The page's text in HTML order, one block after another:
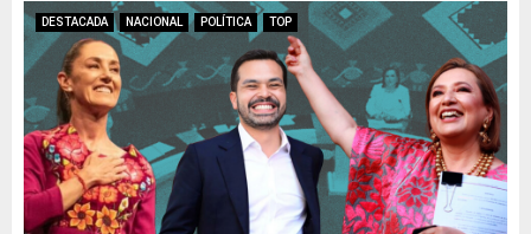
DESTACADA NACIONAL POLÍTICA TOP